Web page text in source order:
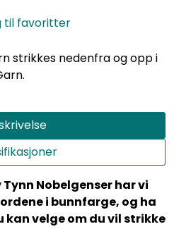
til favoritter
strikkes nedenfra og opp i
Nobelgenser har vi
i bunnfarge, og ha
kan velge om du vil strikke